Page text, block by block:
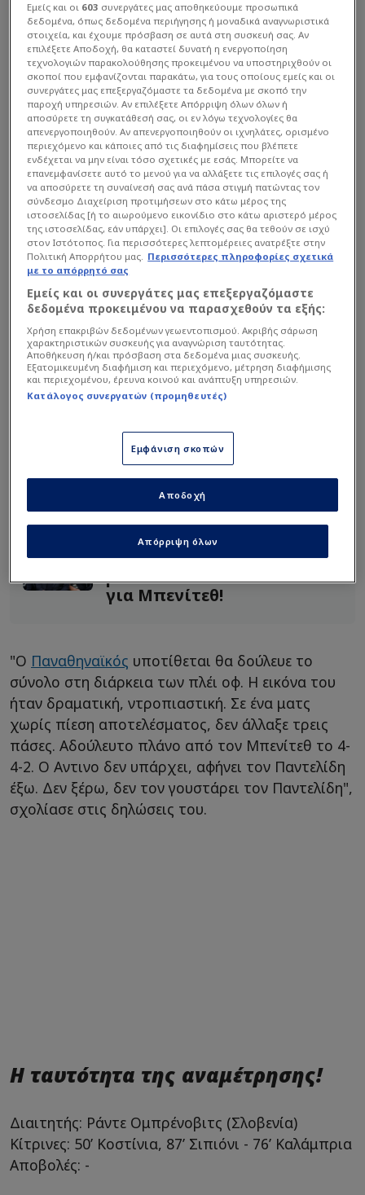
Καρφάκι για τον Παντελίδη!
Διαβάστε επίσης...
Ειρωνικά χαμόγελα Χολμς
για τον αποκλεισμό ΠΑΟ
"Η γνώμη μου ήταν να
μείνει...": Ατάκα Πανούτσου
για Μπενίτεθ!
"Ο Παναθηναϊκός υποτίθεται θα δούλευε το
σύνολο στη διάρκεια των πλέι οφ. Η εικόνα του
ήταν δραματική, ντροπιαστική. Σε ένα ματς
χωρίς πίεση αποτελέσματος, δεν άλλαξε τρεις
πάσες. Αδούλευτο πλάνο από τον Μπενίτεθ το 4-
4-2. Ο Αντινο δεν υπάρχει, αφήνει τον Παντελίδη
έξω. Δεν ξέρω, δεν τον γουστάρει τον Παντελίδη",
σχολίασε στις δηλώσεις του.
Η ταυτότητα της αναμέτρησης!
Διαιτητής: Ράντε Ομπρένοβιτς (Σλοβενία)
Κίτρινες: 50’ Κοστίνια, 87’ Σιπιόνι - 76’ Καλάμπρια
Αποβολές: -
Εμείς και οι 603 συνεργάτες μας αποθηκεύουμε προσωπικά
δεδομένα, όπως δεδομένα περιήγησης ή μοναδικά αναγνωριστικά
στοιχεία, και έχουμε πρόσβαση σε αυτά στη συσκευή σας. Αν
επιλέξετε Αποδοχή, θα καταστεί δυνατή η ενεργοποίηση
τεχνολογιών παρακολούθησης προκειμένου να υποστηριχθούν οι
σκοποί που εμφανίζονται παρακάτω, για τους οποίους εμείς και οι
συνεργάτες μας επεξεργαζόμαστε τα δεδομένα με σκοπό την
παροχή υπηρεσιών. Αν επιλέξετε Απόρριψη όλων όλων ή
αποσύρετε τη συγκατάθεσή σας, οι εν λόγω τεχνολογίες θα
απενεργοποιηθούν. Αν απενεργοποιηθούν οι ιχνηλάτες, ορισμένο
περιεχόμενο και κάποιες από τις διαφημίσεις που βλέπετε
ενδέχεται να μην είναι τόσο σχετικές με εσάς. Μπορείτε να
επανεμφανίσετε αυτό το μενού για να αλλάξετε τις επιλογές σας ή
να αποσύρετε τη συναίνεσή σας ανά πάσα στιγμή πατώντας τον
σύνδεσμο Διαχείριση προτιμήσεων στο κάτω μέρος της
ιστοσελίδας [ή το αιωρούμενο εικονίδιο στο κάτω αριστερό μέρος
της ιστοσελίδας, εάν υπάρχει]. Οι επιλογές σας θα τεθούν σε ισχύ
στον Ιστότοπος. Για περισσότερες λεπτομέρειες ανατρέξτε στην
Πολιτική Απορρήτου μας. Περισσότερες πληροφορίες σχετικά
με το απόρρητό σας
Εμείς και οι συνεργάτες μας επεξεργαζόμαστε
δεδομένα προκειμένου να παρασχεθούν τα εξής:
Χρήση επακριβών δεδομένων γεωεντοπισμού. Ακριβής σάρωση
χαρακτηριστικών συσκευής για αναγνώριση ταυτότητας.
Αποθήκευση ή/και πρόσβαση στα δεδομένα μιας συσκευής.
Εξατομικευμένη διαφήμιση και περιεχόμενο, μέτρηση διαφήμισης
και περιεχομένου, έρευνα κοινού και ανάπτυξη υπηρεσιών.
Κατάλογος συνεργατών (προμηθευτές)
Εμφάνιση σκοπών
Απόρριψη όλων
Αποδοχή